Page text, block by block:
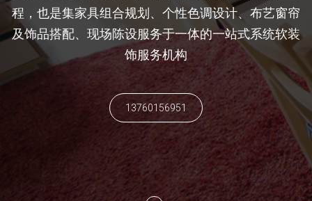
程，也是集家具组合规划、个性色调设计、布艺窗帘
及饰品搭配、现场陈设服务于一体的一站式系统软装
饰服务机构
13760156951